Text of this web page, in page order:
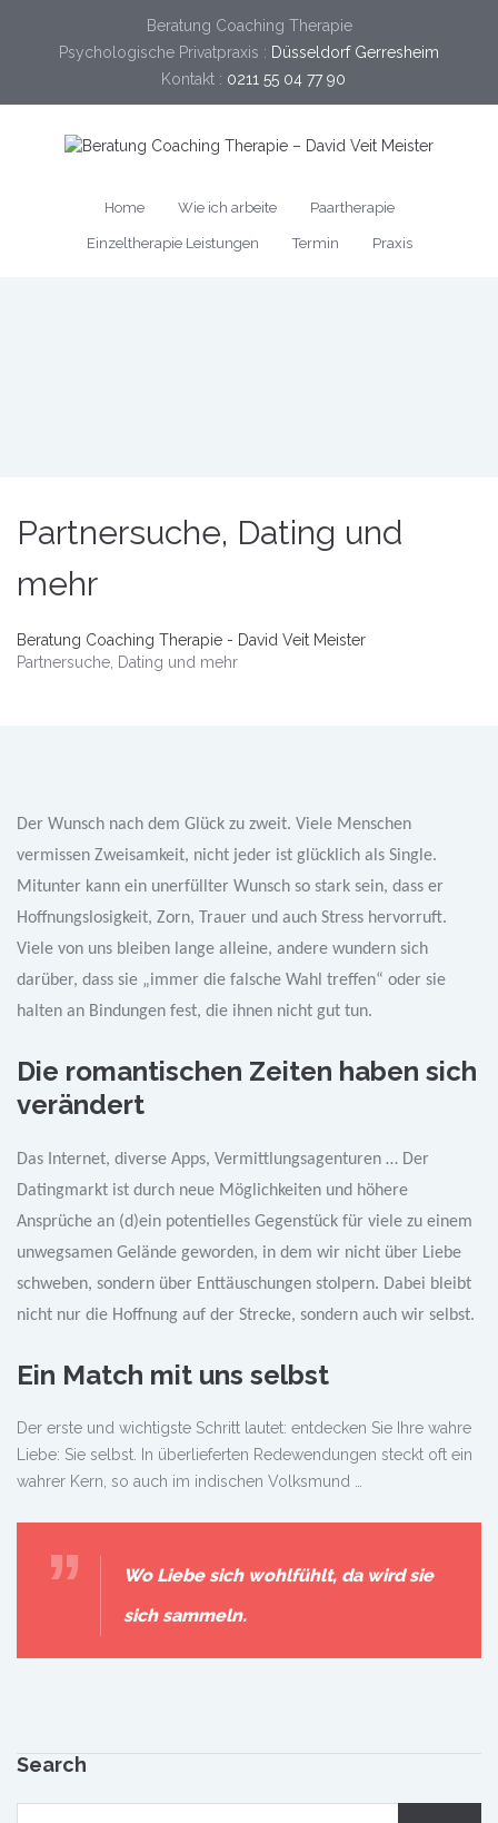
Beratung Coaching Therapie
Psychologische Privatpraxis : Düsseldorf Gerresheim
Kontakt : 0211 55 04 77 90
Home Wie ich arbeite Paartherapie
Einzeltherapie Leistungen Termin Praxis
Partnersuche, Dating und
mehr
Beratung Coaching Therapie - David Veit Meister
Partnersuche, Dating und mehr
Der Wunsch nach dem Glück zu zweit. Viele Menschen
vermissen Zweisamkeit, nicht jeder ist glücklich als Single.
Mitunter kann ein unerfüllter Wunsch so stark sein, dass er
Hoffnungslosigkeit, Zorn, Trauer und auch Stress hervorruft.
Viele von uns bleiben lange alleine, andere wundern sich
darüber, dass sie „immer die falsche Wahl treffen“ oder sie
halten an Bindungen fest, die ihnen nicht gut tun.
Die romantischen Zeiten haben sich
verändert
Das Internet, diverse Apps, Vermittlungsagenturen … Der
Datingmarkt ist durch neue Möglichkeiten und höhere
Ansprüche an (d)ein potentielles Gegenstück für viele zu einem
unwegsamen Gelände geworden, in dem wir nicht über Liebe
schweben, sondern über Enttäuschungen stolpern. Dabei bleibt
nicht nur die Hoffnung auf der Strecke, sondern auch wir selbst.
Ein Match mit uns selbst
Der erste und wichtigste Schritt lautet: entdecken Sie Ihre wahre
Liebe: Sie selbst. In überlieferten Redewendungen steckt oft ein
wahrer Kern, so auch im indischen Volksmund …
Wo Liebe sich wohlfühlt, da wird sie
sich sammeln.
Search